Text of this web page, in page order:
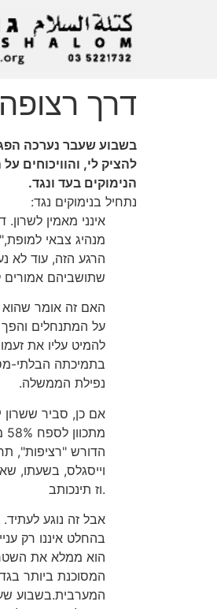
דרך
בשבוע שעבר נערכה
להציק לי, והוויכוחים
הנימוקים בעד ונגד.
נתחיל בנימוקים נגד:
הרגע הזה, עוד לא
שתושביהם אמורים
האם זה אומר שהוא
על המתנחלים והפך
להמיט עליו את
בתמיכתה הבלתי-
נפילת הממשלה.
אם כן, סביר ששרון
הדורש "רציפות",
בתוכנית זו.
אבל זה נוגע
המסוכנת ביותר
המערבית.בשבוע